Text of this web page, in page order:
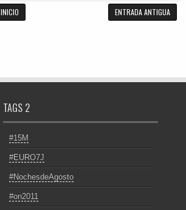
INICIO ENTRADA ANTIGUA
TAGS 2
#15M
#EURO7J
#NochesdeAgosto
#on2011